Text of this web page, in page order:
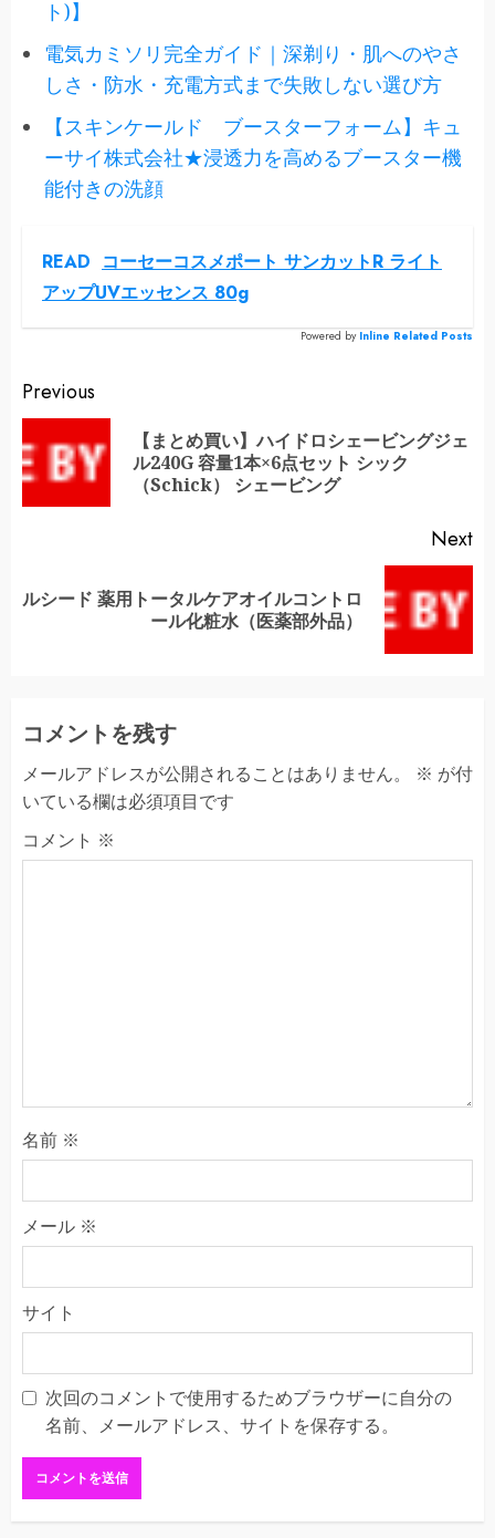
ト)】
電気カミソリ完全ガイド｜深剃り・肌へのやさ
しさ・防水・充電方式まで失敗しない選び方
【スキンケールド ブースターフォーム】キュ
ーサイ株式会社★浸透力を高めるブースター機
能付きの洗顔
READ コーセーコスメポート サンカットR ライト
アップUVエッセンス 80g
Powered by Inline Related Posts
Continue
Reading
Previous
【まとめ買い】ハイドロシェービングジェ
ル240G 容量1本×6点セット シック
（Schick） シェービング
Next
Next
ルシード 薬用トータルケアオイルコントロ
ール化粧水（医薬部外品）
コメントを残す
メールアドレスが公開されることはありません。 ※ が付
いている欄は必須項目です
コメント ※
名前 ※
メール ※
サイト
次回のコメントで使用するためブラウザーに自分の
名前、メールアドレス、サイトを保存する。